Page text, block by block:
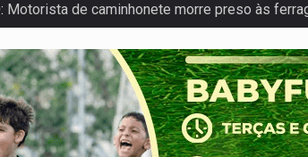
Seis lugares gratuitos para aproveitar o fim de
FTICCO e Força Tática prendem membro do
Prefeitura fortalece parceria com a APAE
Exército testa inovações no combate a